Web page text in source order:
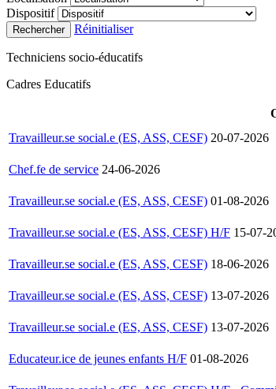
Dispositif
Rechercher Réinitialiser
Techniciens socio-éducatifs
Cadres Educatifs
Travailleur.se social.e (ES, ASS, CESF) 20-07-2026
Chef.fe de service 24-06-2026
Travailleur.se social.e (ES, ASS, CESF) 01-08-2026
Travailleur.se social.e (ES, ASS, CESF) H/F 15-07-
Travailleur.se social.e (ES, ASS, CESF) 18-06-2026
Travailleur.se social.e (ES, ASS, CESF) 13-07-2026
Travailleur.se social.e (ES, ASS, CESF) 13-07-2026
Educateur.ice de jeunes enfants H/F 01-08-2026